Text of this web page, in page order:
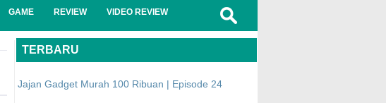
GAME REVIEW VIDEO REVIEW
TERBARU
Jajan Gadget Murah 100 Ribuan | Episode 24